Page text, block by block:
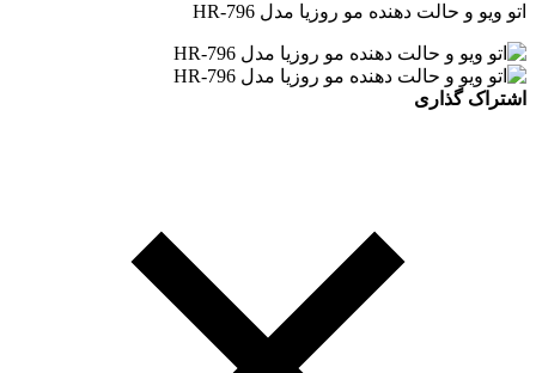
اتو ویو و حالت دهنده مو روزیا مدل HR-796
اشتراک گذاری